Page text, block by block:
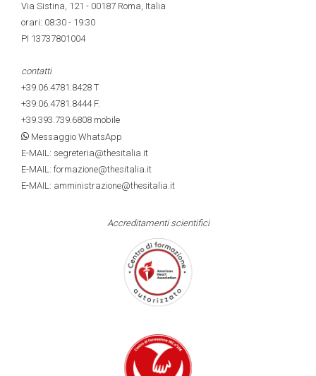
Via Sistina, 121 - 00187 Roma, Italia
orari: 08:30 - 19:30
PI 13737801004
contatti
+39.06.4781.8428 T
+39.06.4781.8444F.
+39.393.739.6808 mobile
Messaggio WhatsApp
E-MAIL: segreteria@thesitalia.it
E-MAIL: formazione@thesitalia.it
E-MAIL: amministrazione@thesitalia.it
Accreditamenti scientifici